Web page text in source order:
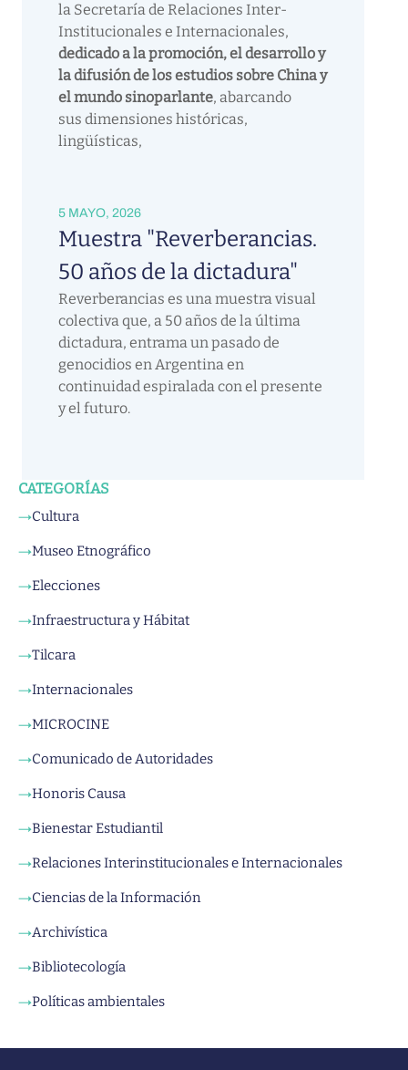
la Secretaría de Relaciones Inter-
Institucionales e Internacionales,
dedicado a la promoción, el desarrollo y
la difusión de los estudios sobre China y
el mundo sinoparlante, abarcando
sus dimensiones históricas,
lingüísticas,
5 MAYO, 2026
Muestra "Reverberancias.
50 años de la dictadura"
Reverberancias es una muestra visual
colectiva que, a 50 años de la última
dictadura, entrama un pasado de
genocidios en Argentina en
continuidad espiralada con el presente
y el futuro.
CATEGORÍAS
→Cultura
→Museo Etnográfico
→Elecciones
→Infraestructura y Hábitat
→Tilcara
→Internacionales
→MICROCINE
→Comunicado de Autoridades
→Honoris Causa
→Bienestar Estudiantil
→Relaciones Interinstitucionales e Internacionales
→Ciencias de la Información
→Archivística
→Bibliotecología
→Políticas ambientales